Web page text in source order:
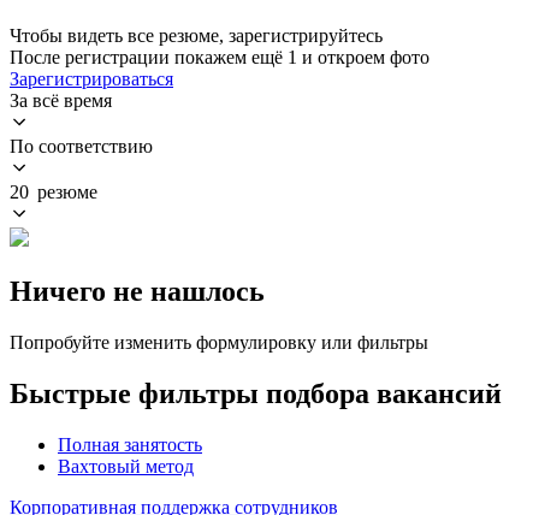
Чтобы видеть все резюме, зарегистрируйтесь
После регистрации покажем ещё 1 и откроем фото
Зарегистрироваться
За всё время
По соответствию
20 резюме
Ничего не нашлось
Попробуйте изменить формулировку или фильтры
Быстрые фильтры подбора вакансий
Полная занятость
Вахтовый метод
Корпоративная поддержка сотрудников